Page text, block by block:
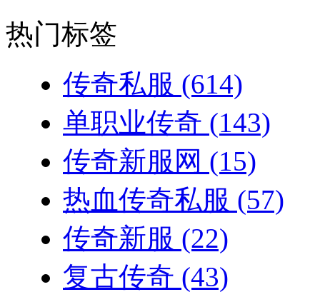
热门标签
传奇私服 (614)
单职业传奇 (143)
传奇新服网 (15)
热血传奇私服 (57)
传奇新服 (22)
复古传奇 (43)